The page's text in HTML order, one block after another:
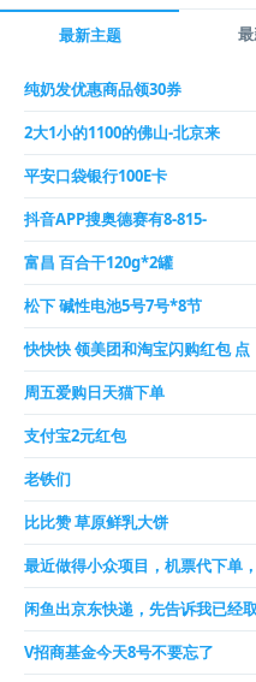
最新主题
纯奶发优惠商品领30券
2大1小的1100的佛山-北京来
平安口袋银行100E卡
抖音APP搜奥德赛有8-815-
富昌 百合干120g*2罐
松下 碱性电池5号7号*8节
快快快 领美团和淘宝闪购红包 点
周五爱购日天猫下单
支付宝2元红包
老铁们
比比赞 草原鲜乳大饼
最近做得小众项目，机票代下单
闲鱼出京东快递，先告诉我已经
V招商基金今天8号不要忘了